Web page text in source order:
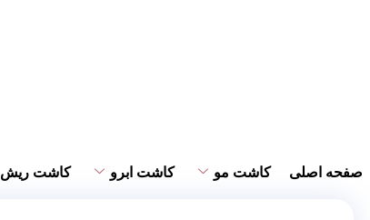
صفحه اصلی کاشت مو کاشت ابرو کاشت ریش